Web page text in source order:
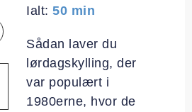
Ialt:50minutter
min
Sådan laver du
lørdagskylling, der
var populært i
1980erne, hvor de